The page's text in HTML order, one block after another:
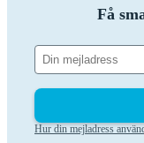
Få
Hur din mejladress